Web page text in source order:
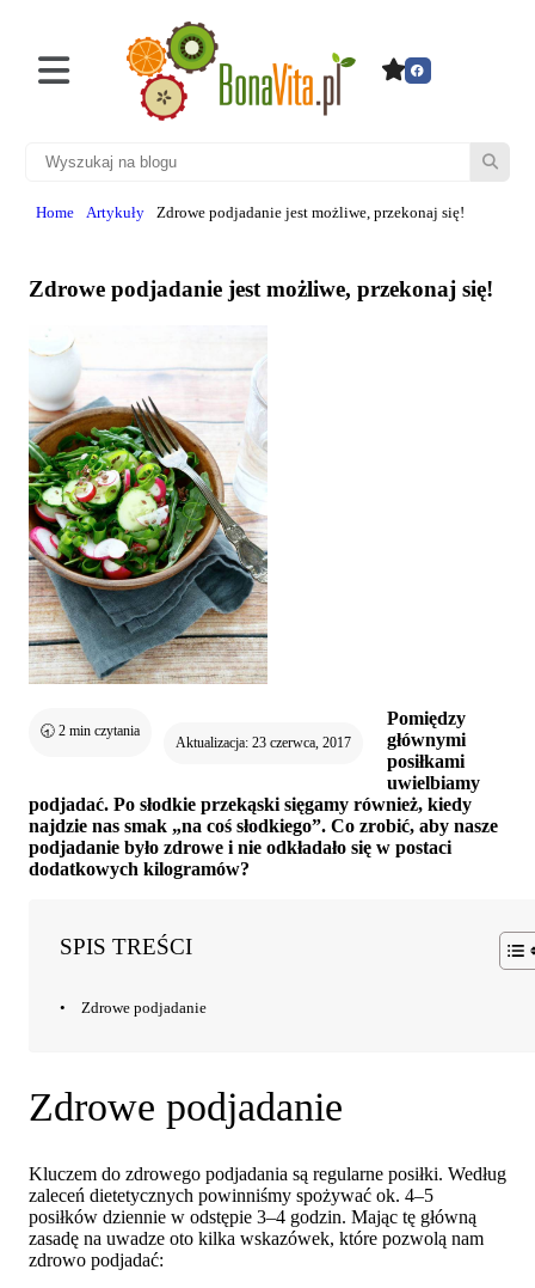
Home Artykuły Zdrowe podjadanie jest możliwe, przekonaj się!
Zdrowe podjadanie jest możliwe, przekonaj się!
🕣 2 min czytania
Aktualizacja: 23 czerwca, 2017
Pomiędzy
głównymi
posiłkami
uwielbiamy
podjadać. Po słodkie przekąski sięgamy również, kiedy
najdzie nas smak „na coś słodkiego”. Co zrobić, aby nasze
podjadanie było zdrowe i nie odkładało się w postaci
dodatkowych kilogramów?
SPIS TREŚCI
Zdrowe podjadanie
Zdrowe podjadanie
Kluczem do zdrowego podjadania są regularne posiłki. Według
zaleceń dietetycznych powinniśmy spożywać ok. 4–5
posiłków dziennie w odstępie 3–4 godzin. Mając tę główną
zasadę na uwadze oto kilka wskazówek, które pozwolą nam
zdrowo podjadać: